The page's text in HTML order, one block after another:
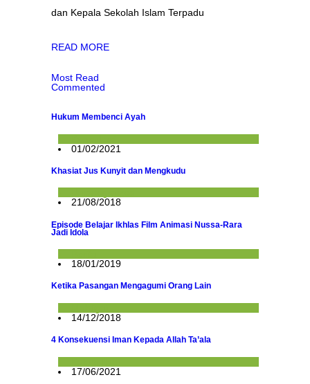
dan Kepala Sekolah Islam Terpadu
READ MORE
Most Read
Commented
Hukum Membenci Ayah
01/02/2021
Khasiat Jus Kunyit dan Mengkudu
21/08/2018
Episode Belajar Ikhlas Film Animasi Nussa-Rara
Jadi Idola
18/01/2019
Ketika Pasangan Mengagumi Orang Lain
14/12/2018
4 Konsekuensi Iman Kepada Allah Ta’ala
17/06/2021